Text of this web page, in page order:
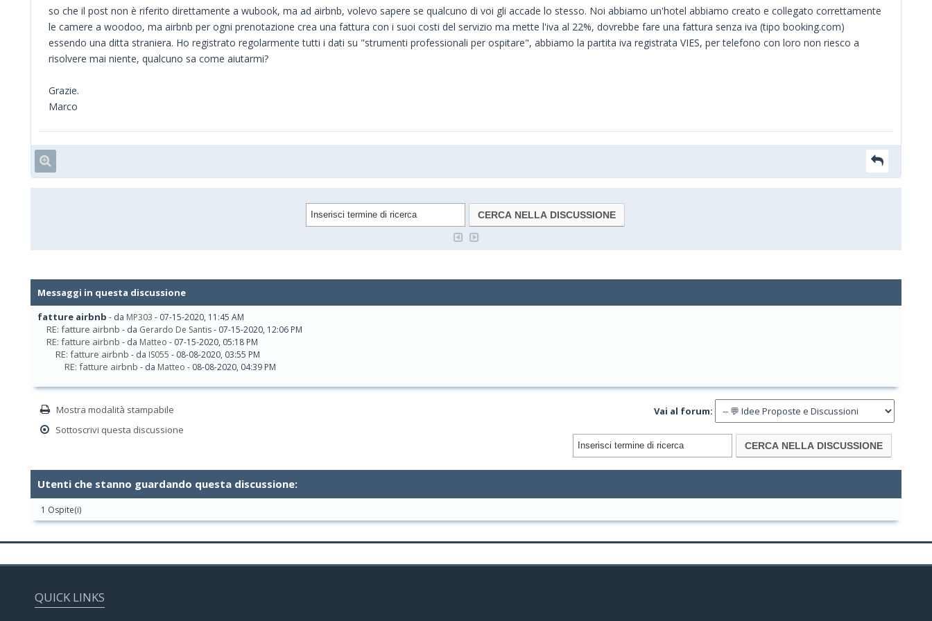
so che il post non è riferito direttamente a wubook, ma ad airbnb, volevo sapere se qualcuno di voi gli accade lo stesso. Noi abbiamo un'hotel abbiamo creato e collegato correttamente
le camere a woodoo, ma airbnb per ogni prenotazione crea una fattura con i suoi costi del servizio ma mette l'iva al 22%, dovrebbe fare una fattura senza iva (tipo booking.com)
essendo una ditta straniera. Ho registrato regolarmente tutti i dati su "strumenti professionali per ospitare", abbiamo la partita iva registrata VIES, per telefono con loro non riesco a
risolvere mai niente, qualcuno sa come aiutarmi?
Grazie.
Marco
Messaggi in questa discussione
fatture airbnb - da MP303 - 07-15-2020, 11:45 AM
RE: fatture airbnb - da Gerardo De Santis- 07-15-2020, 12:06 PM
RE: fatture airbnb - da Matteo - 07-15-2020, 05:18 PM
RE: fatture airbnb - da IS055 - 08-08-2020, 03:55 PM
RE: fatture airbnb - da Matteo - 08-08-2020, 04:39 PM
Mostra modalità stampabile
Sottoscrivi questa discussione
Vai al forum:
Utenti che stanno guardando questa discussione:
1 Ospite(i)
QUICK LINKS